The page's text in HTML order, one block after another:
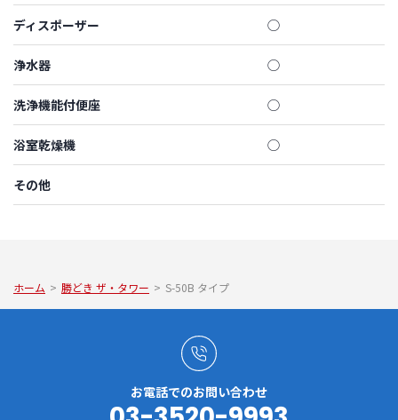
ディスポーザー ◯
浄水器 ◯
洗浄機能付便座 ◯
浴室乾燥機 ◯
その他
ホーム > 勝どき ザ・タワー > S-50B タイプ
お電話でのお問い合わせ